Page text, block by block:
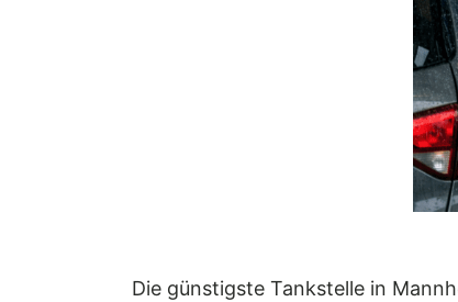
Die günstigste Tankstelle in